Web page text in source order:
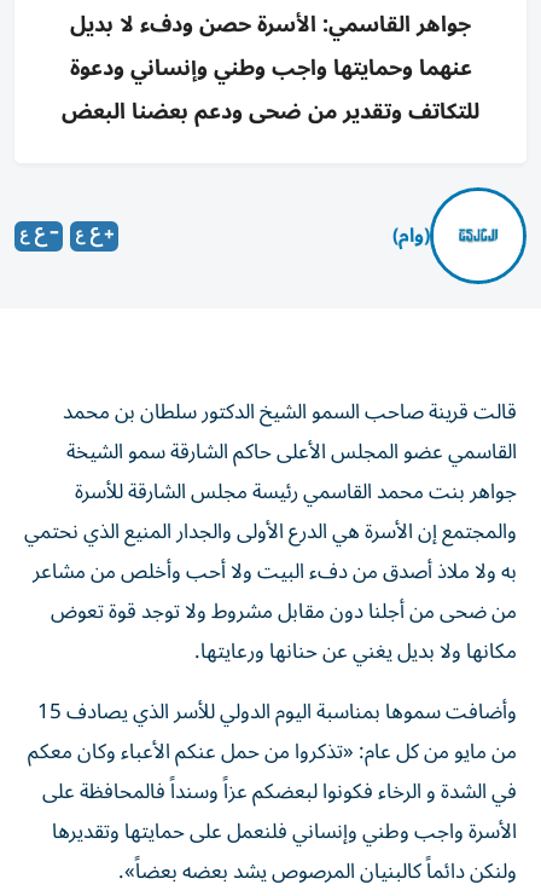
جواهر القاسمي: الأسرة حصن ودفء لا بديل
عنهما وحمايتها واجب وطني وإنساني ودعوة
للتكاتف وتقدير من ضحى ودعم بعضنا البعض
(وام)
قالت قرينة صاحب السمو الشيخ الدكتور سلطان بن محمد
القاسمي عضو المجلس الأعلى حاكم الشارقة سمو الشيخة
جواهر بنت محمد القاسمي رئيسة مجلس الشارقة للأسرة
والمجتمع إن الأسرة هي الدرع الأولى والجدار المنيع الذي نحتمي
به ولا ملاذ أصدق من دفء البيت ولا أحب وأخلص من مشاعر
من ضحى من أجلنا دون مقابل مشروط ولا توجد قوة تعوض
مكانها ولا بديل يغني عن حنانها ورعايتها.
وأضافت سموها بمناسبة اليوم الدولي للأسر الذي يصادف 15
من مايو من كل عام: «تذكروا من حمل عنكم الأعباء وكان معكم
في الشدة و الرخاء فكونوا لبعضكم عزاً وسنداً فالمحافظة على
الأسرة واجب وطني وإنساني فلنعمل على حمايتها وتقديرها
ولنكن دائماً كالبنيان المرصوص يشد بعضه بعضاً».